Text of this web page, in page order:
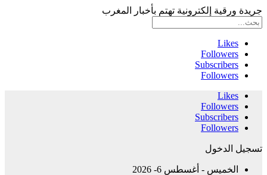
جريدة ورقية إلكترونية تهتم بأخبار المغرب
Likes
Followers
Subscribers
Followers
Likes
Followers
Subscribers
Followers
تسجيل الدخول
الخميس - أغسطس 6- 2026